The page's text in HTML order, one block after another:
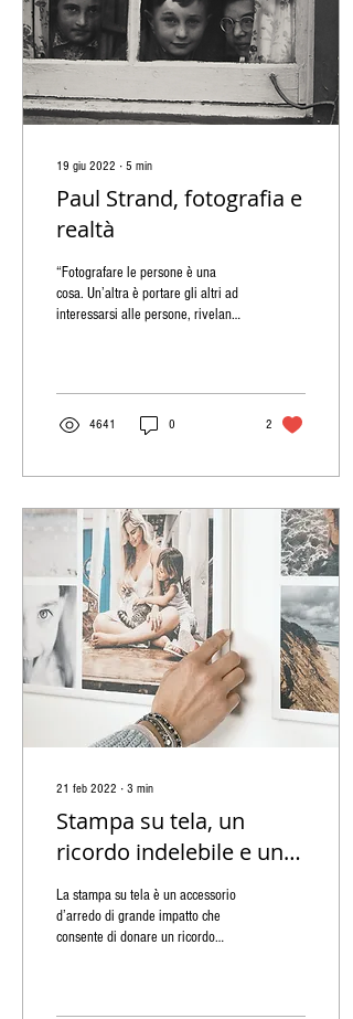
19 giu 2022 ∙ 5 min
Paul Strand, fotografia e
realtà
“Fotografare le persone è una
cosa. Un’altra è portare gli altri ad
interessarsi alle persone, rivelando
4641 0 2
21 feb 2022 ∙ 3 min
Stampa su tela, un
ricordo indelebile e un
prezioso accessorio
d'arredo
La stampa su tela è un accessorio
d’arredo di grande impatto che
consente di donare un ricordo